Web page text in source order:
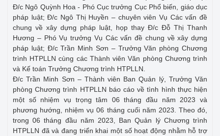
Đ/c Ngô Quỳnh Hoa - Phó Cục trưởng Cục Phổ biến, giáo dục
pháp luật; Đ/c Ngô Thị Huyền – chuyên viên Vụ Các vấn đề
chung về xây dựng pháp luật, họp thay Đ/c Đỗ Thị Thanh
Hương – Phó Vụ trưởng Vụ Các vấn đề chung về xây dựng
pháp luật; Đ/c Trần Minh Sơn – Trưởng Văn phòng Chương
trình HTPLLN cùng các Thành viên Văn phòng Chương trình
và Kế toán Trưởng Chương trình HTPLLN.
Đ/c Trần Minh Sơn – Thành viên Ban Quản lý, Trưởng Văn
phòng Chương trình HTPLLN báo cáo về tình hình thực hiện
một số nhiệm vụ trọng tâm 06 tháng đầu năm 2023 và
phương hướng, nhiệm vụ 06 tháng cuối năm 2023. Theo đó,
trong 06 tháng đầu năm 2023, Ban Quản lý Chương trình
HTPLLN đã và đang triển khai một số hoạt động nhằm hỗ trợ